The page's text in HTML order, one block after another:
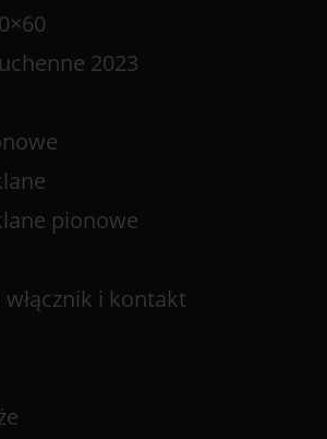
2023
pionowe
włącznik i kontakt